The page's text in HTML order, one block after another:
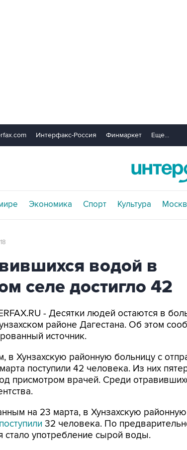
Интерфакс-Россия Финмаркет Еще...
Экономика Спорт Культура
водой в
селе достигло 42
- Десятки людей остаются в
районе Дагестана. Об этом
источник.
в Хунзахскую районную больницу с
поступили 42 человека. Из них
присмотром врачей. Среди
на 23 марта, в Хунзахскую
32 человека. По
стало употребление сырой воды.